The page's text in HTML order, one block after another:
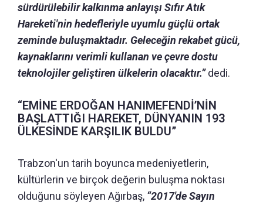
sürdürülebilir kalkınma anlayışı Sıfır Atık
Hareketi'nin hedefleriyle uyumlu güçlü ortak
zeminde buluşmaktadır. Geleceğin rekabet gücü,
kaynaklarını verimli kullanan ve çevre dostu
teknolojiler geliştiren ülkelerin olacaktır.”dedi.
“EMİNE ERDOĞAN HANIMEFENDİ’NİN
BAŞLATTIĞI HAREKET, DÜNYANIN 193
ÜLKESİNDE KARŞILIK BULDU”
Trabzon'un tarih boyunca medeniyetlerin,
kültürlerin ve birçok değerin buluşma noktası
olduğunu söyleyen Ağırbaş, “2017'de Sayın